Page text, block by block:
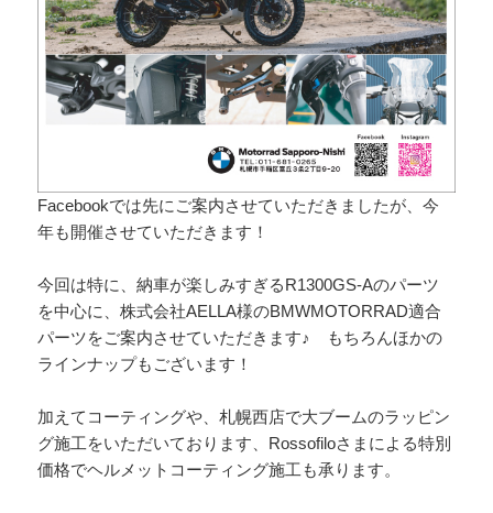
Facebookでは先にご案内させていただきましたが、今
年も開催させていただきます！
今回は特に、納車が楽しみすぎるR1300GS-Aのパーツ
を中心に、株式会社AELLA様のBMWMOTORRAD適合
パーツをご案内させていただきます♪ もちろんほかの
ラインナップもございます！
加えてコーティングや、札幌西店で大ブームのラッピン
グ施工をいただいております、Rossofiloさまによる特別
価格でヘルメットコーティング施工も承ります。